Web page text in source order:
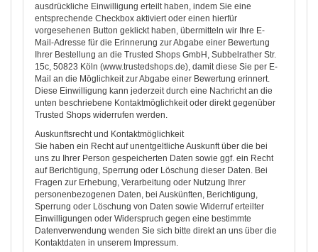
ausdrückliche Einwilligung erteilt haben, indem Sie eine
entsprechende Checkbox aktiviert oder einen hierfür
vorgesehenen Button geklickt haben, übermitteln wir Ihre E-
Mail-Adresse für die Erinnerung zur Abgabe einer Bewertung
Ihrer Bestellung an die Trusted Shops GmbH, Subbelrather Str.
15c, 50823 Köln (www.trustedshops.de), damit diese Sie per E-
Mail an die Möglichkeit zur Abgabe einer Bewertung erinnert.
Diese Einwilligung kann jederzeit durch eine Nachricht an die
unten beschriebene Kontaktmöglichkeit oder direkt gegenüber
Trusted Shops widerrufen werden.
Auskunftsrecht und Kontaktmöglichkeit
Sie haben ein Recht auf unentgeltliche Auskunft über die bei
uns zu Ihrer Person gespeicherten Daten sowie ggf. ein Recht
auf Berichtigung, Sperrung oder Löschung dieser Daten. Bei
Fragen zur Erhebung, Verarbeitung oder Nutzung Ihrer
personenbezogenen Daten, bei Auskünften, Berichtigung,
Sperrung oder Löschung von Daten sowie Widerruf erteilter
Einwilligungen oder Widerspruch gegen eine bestimmte
Datenverwendung wenden Sie sich bitte direkt an uns über die
Kontaktdaten in unserem Impressum.